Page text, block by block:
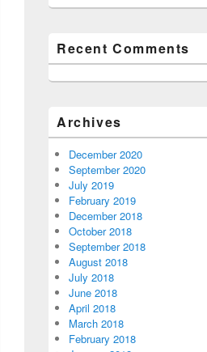
Recent Comments
Archives
December 2020
September 2020
July 2019
February 2019
December 2018
October 2018
September 2018
August 2018
July 2018
June 2018
April 2018
March 2018
February 2018